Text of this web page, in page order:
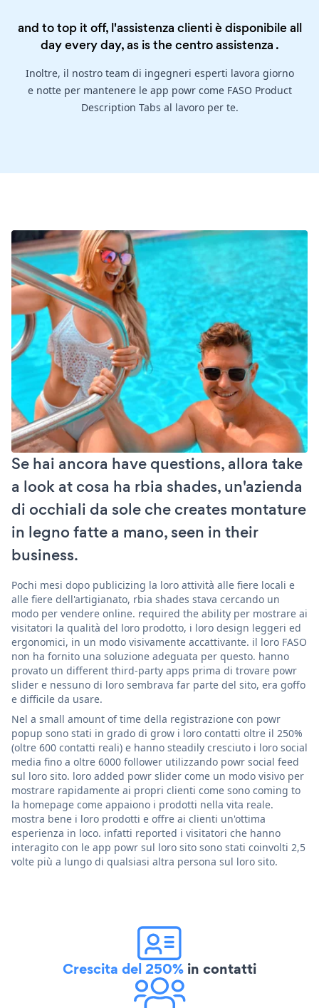
and to top it off, l'assistenza clienti è disponibile all
day every day, as is thecentro assistenza .
Inoltre, il nostro team di ingegneri esperti lavora giorno
e notte per mantenere le app powr come FASO Product
Description Tabs al lavoro per te.
Se hai ancora have questions, allora take
a look at cosa ha rbia shades, un'azienda
di occhiali da sole che creates montature
in legno fatte a mano, seen in their
business.
Pochi mesi dopo publicizing la loro attività alle fiere locali e
alle fiere dell'artigianato, rbia shades stava cercando un
modo per vendere online. required the ability per mostrare ai
visitatori la qualità del loro prodotto, i loro design leggeri ed
ergonomici, in un modo visivamente accattivante. il loro FASO
non ha fornito una soluzione adeguata per questo. hanno
provato un different third-party apps prima di trovare powr
slider e nessuno di loro sembrava far parte del sito, era goffo
e difficile da usare.
Nel a small amount of time della registrazione con powr
popup sono stati in grado di grow i loro contatti oltre il 250%
(oltre 600 contatti reali) e hanno steadily cresciuto i loro social
media fino a oltre 6000 follower utilizzando powr social feed
sul loro sito. loro added powr slider come un modo visivo per
mostrare rapidamente ai propri clienti come sono coming to
la homepage come appaiono i prodotti nella vita reale.
mostra bene i loro prodotti e offre ai clienti un'ottima
esperienza in loco. infatti reported i visitatori che hanno
interagito con le app powr sul loro sito sono stati coinvolti 2,5
volte più a lungo di qualsiasi altra persona sul loro sito.
Crescita del 250% in contatti